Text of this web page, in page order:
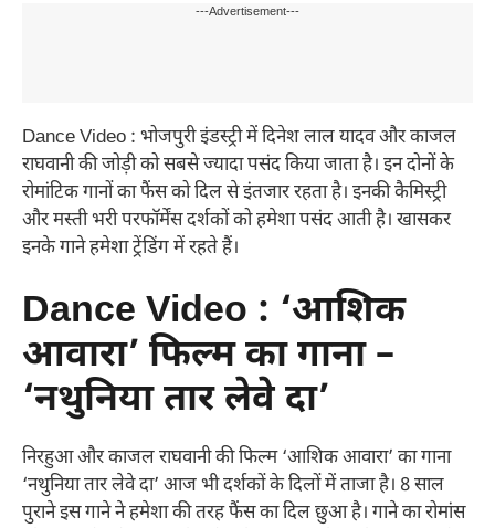
---Advertisement---
Dance Video : भोजपुरी इंडस्ट्री में दिनेश लाल यादव और काजल
राघवानी की जोड़ी को सबसे ज्यादा पसंद किया जाता है। इन दोनों के
रोमांटिक गानों का फैंस को दिल से इंतजार रहता है। इनकी कैमिस्ट्री
और मस्ती भरी परफॉर्मेंस दर्शकों को हमेशा पसंद आती है। खासकर
इनके गाने हमेशा ट्रेंडिंग में रहते हैं।
Dance Video : ‘आशिक
आवारा’ फिल्म का गाना –
‘नथुनिया तार लेवे दा’
निरहुआ और काजल राघवानी की फिल्म ‘आशिक आवारा’ का गाना
‘नथुनिया तार लेवे दा’ आज भी दर्शकों के दिलों में ताजा है। 8 साल
पुराने इस गाने ने हमेशा की तरह फैंस का दिल छुआ है। गाने का रोमांस